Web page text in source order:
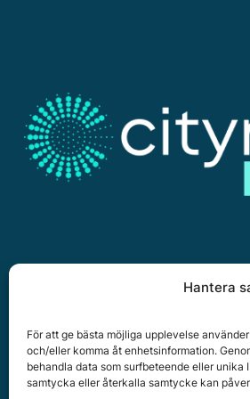
Hantera
För att ge bästa möjliga upplevelse
och/eller komma åt enhetsinformation.
behandla data som surfbeteende eller unika
samtycka eller återkalla samtycke kan
www.citymark.se, Tel. växel
Copyright © 2025 All rights